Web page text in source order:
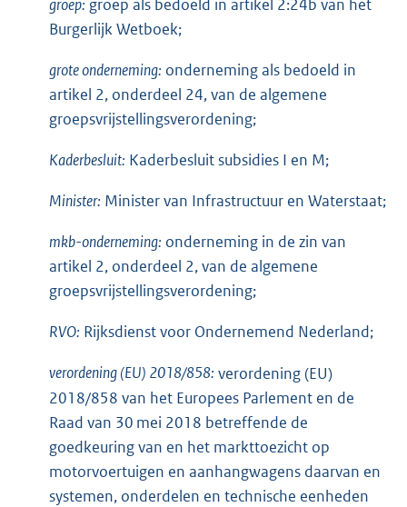
groep: groep als bedoeld in artikel 2:24b van het
Burgerlijk Wetboek;
grote onderneming: onderneming als bedoeld in
artikel 2, onderdeel 24, van de algemene
groepsvrijstellingsverordening;
Kaderbesluit: Kaderbesluit subsidies I en M;
Minister: Minister van Infrastructuur en Waterstaat;
mkb-onderneming: onderneming in de zin van
artikel 2, onderdeel 2, van de algemene
groepsvrijstellingsverordening;
RVO: Rijksdienst voor Ondernemend Nederland;
verordening (EU) 2018/858: verordening (EU)
2018/858 van het Europees Parlement en de
Raad van 30 mei 2018 betreffende de
goedkeuring van en het markttoezicht op
motorvoertuigen en aanhangwagens daarvan en
systemen, onderdelen en technische eenheden